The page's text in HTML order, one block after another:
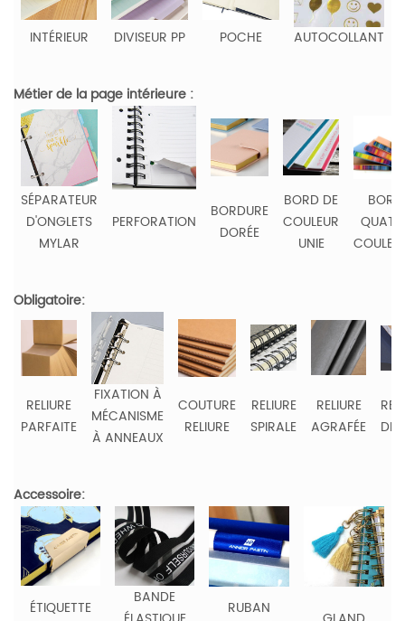
INTÉRIEUR DIVISEUR PP POCHE AUTOCOLLANT
Métier de la page intérieure :
SÉPARATEUR
D'ONGLETS
MYLAR
PERFORATION
BORDURE
DORÉE
BORD DE
COULEUR
UNIE
BORD
Obligatoire:
RELIURE
PARFAITE
FIXATION À
MÉCANISME
À ANNEAUX
COUTURE
RELIURE
RELIURE
SPIRALE
RELIURE
AGRAFÉE
DE
Accessoire:
ÉTIQUETTE
BANDE
RUBAN